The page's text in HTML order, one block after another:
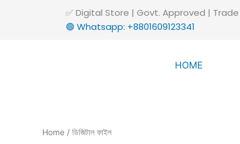
✅ Digital Store | Govt. Approved | Trade
🟢 Whatsapp: +8801609123341
HOME
Home / ডিজিটাল ফাইল
by
popularity